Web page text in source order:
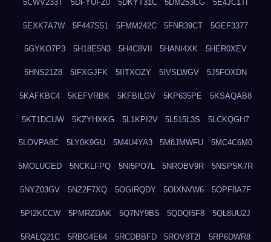
5CWV233T 5DFYUFZ0 5DKYT31C 5DM253CG 5E4JC1TI
5EXK7A7W 5F447S51 5FMM242C 5FNR39CT 5GEF3377
5GYKO7P3 5H18E5N3 5H4C8VII 5HANI4XK 5HER0XEV
5HNS21Z8 5IFXGJFK 5IITXOZY 5IVSLWGV 5J5FOXDN
5KAFKBC4 5KEFVRBK 5KFBILGV 5KP635PE 5KSAQAB8
5KT1DCUW 5KZYHXKG 5L1KPI2V 5L515L3S 5LCKQGH7
5LOVPA8C 5LY0K9GU 5M4U4YA3 5M8JMWFU 5MC4C6M0
5MOLUGED 5NCKLFPQ 5NI5PO7L 5NROBV9R 5NSPSK7R
5NYZ03GV 5NZ2F7XQ 5OGIRQDY 5OIXNVW6 5OPF8A7F
5PI2KCCW 5PMRZDAK 5Q7NY9BS 5QDQI5F8 5QL8UU2J
5RALQ21C 5RBG4E64 5RCDBBFD 5ROV8T2I 5RP6DWR8